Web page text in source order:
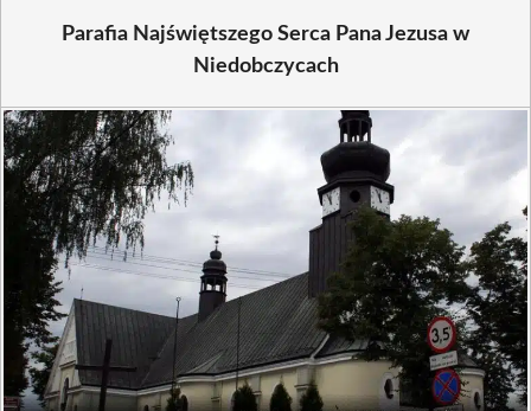
Parafia Najświętszego Serca Pana Jezusa w
Niedobczycach